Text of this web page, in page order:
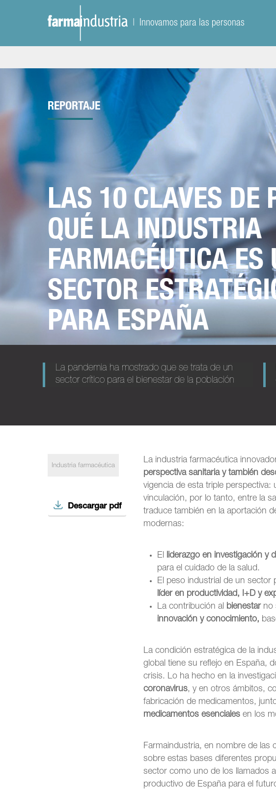
| Innovamos para las personas
REPORTAJE
LAS 10 CLAVES DE
QUÉ LA INDUSTRIA
FARMACÉUTICA ES
SECTOR
PARA ESPAÑA
La pandemia ha mostrado que se trata de un
sector crítico para el bienestar de la población
Industria farmacéutica
Descargar pdf
La industria farmacéutica
perspectiva sanitaria y también
vigencia de esta triple
vinculación, por lo tanto, entre la
traduce también en la aportación
modernas:
El liderazgo en investigación y
para el cuidado de la salud.
El peso industrial de un
líder en productividad, I+D y
La contribución al bienestarno
innovación y conocimiento,
La condición estratégica de la
global tiene su reflejo en España,
crisis. Lo ha hecho en la
coronavirus, y en otros ámbitos,
fabricación de medicamentos,
medicamentos esenciales en los
Farmaindustria, en nombre de las
sobre estas bases diferentes
sector como uno de los llamados
productivo de España para el